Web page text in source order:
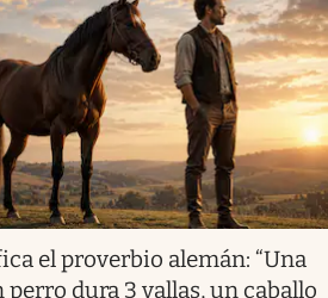
el proverbio alemán: “Una
perro dura 3 vallas, un caballo